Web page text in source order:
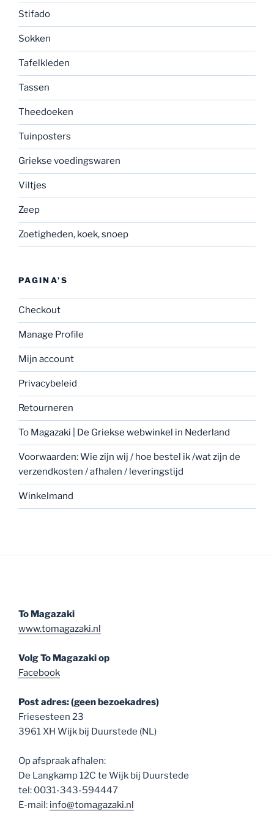
Stifado
Sokken
Tafelkleden
Tassen
Theedoeken
Tuinposters
Griekse voedingswaren
Viltjes
Zeep
Zoetigheden, koek, snoep
PAGINA’S
Checkout
Manage Profile
Mijn account
Privacybeleid
Retourneren
To Magazaki | De Griekse webwinkel in Nederland
Voorwaarden: Wie zijn wij / hoe bestel ik /wat zijn de
verzendkosten / afhalen / leveringstijd
Winkelmand
To Magazaki
www.tomagazaki.nl
Volg To Magazaki op
Facebook
Post adres: (geen bezoekadres)
Friesesteen 23
3961 XH Wijk bij Duurstede (NL)
Op afspraak afhalen:
De Langkamp 12C te Wijk bij Duurstede
tel: 0031-343-594447
E-mail: info@tomagazaki.nl